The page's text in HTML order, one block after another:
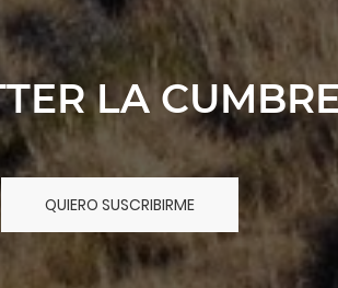
LA
QUIERO SUSCRIBIRME